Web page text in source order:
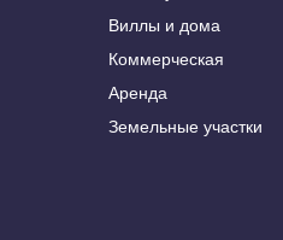
Виллы и дома
Коммерческая
Аренда
Земельные участки